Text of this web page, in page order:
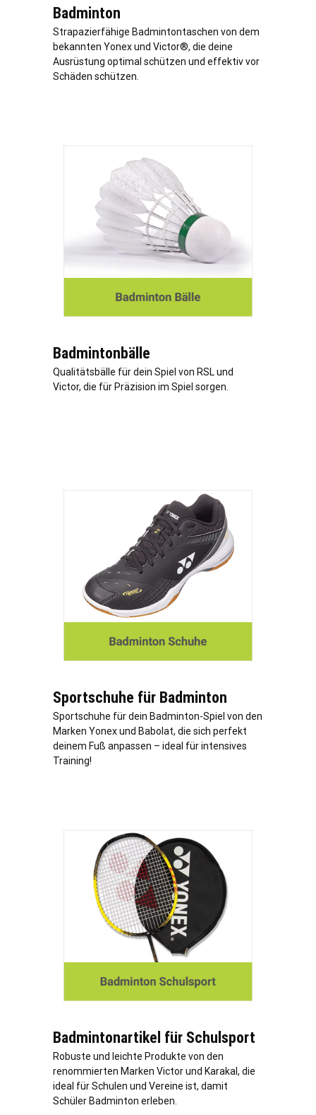
Badminton
Strapazierfähige Badmintontaschen von dem
bekannten Yonex und Victor®, die deine
Ausrüstung optimal schützen und effektiv vor
Schäden schützen.
Badmintonbälle
Qualitätsbälle für dein Spiel von RSL und
Victor, die für Präzision im Spiel sorgen.
Sportschuhe für Badminton
Sportschuhe für dein Badminton-Spiel von den
Marken Yonex und Babolat, die sich perfekt
deinem Fuß anpassen – ideal für intensives
Training!
Badmintonartikel für Schulsport
Robuste und leichte Produkte von den
renommierten Marken Victor und Karakal, die
ideal für Schulen und Vereine ist, damit
Schüler Badminton erleben.